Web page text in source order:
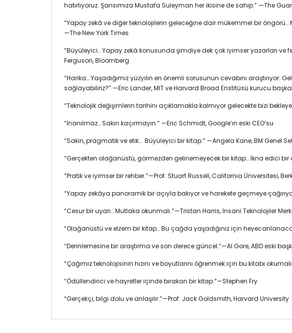
hatırlıyoruz. Şansımıza Mustafa Suleyman her ikisine de sahip.” —The
“Yapay zekâ ve diğer teknolojilerin geleceğine dair mükemmel bir
—The New York Times
“Büyüleyici… Yapay zekâ konusunda şimdiye dek çok iyimser yazarları ve
Ferguson, Bloomberg
“Harika… Yaşadığımız yüzyılın en önemli sorusunun cevabını
sağlayabiliriz?” —Eric Lander, MIT ve Harvard Broad Enstitüsü kurucu
“Teknolojik değişimlerin tarihini açıklamakla kalmıyor gelecekte bizi
“İnanılmaz… Sakın kaçırmayın.” —Eric Schmidt, Google’ın eski CEO’su
“Sakin, pragmatik ve etik… Büyüleyici bir kitap.” —Angela Kane, BM Genel
“Gerçekten olağanüstü, görmezden gelinemeyecek bir kitap… İkna edici bir
“Pratik ve iyimser bir rehber.”—Prof. Stuart Russell, California Üniversitesi,
“Yapay zekâya panoramik bir açıyla bakıyor ve harekete geçmeye
“Cesur bir uyarı… Mutlaka okunmalı.”—Tristan Harris, İnsani Teknolojiler
“Olağanüstü ve elzem bir kitap… Bu çağda yaşadığınız için
“Derinlemesine bir araştırma ve son derece güncel.”—Al Gore, ABD eski
“Çağımız teknolojisinin hızını ve boyutlarını öğrenmek için bu kitabı
“Ödüllendirici ve hayretler içinde bırakan bir kitap.”—Stephen Fry
“Gerçekçi, bilgi dolu ve anlaşılır.”—Prof. Jack Goldsmith, Harvard University